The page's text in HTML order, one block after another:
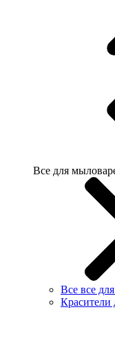
Все для
Все все
Красители